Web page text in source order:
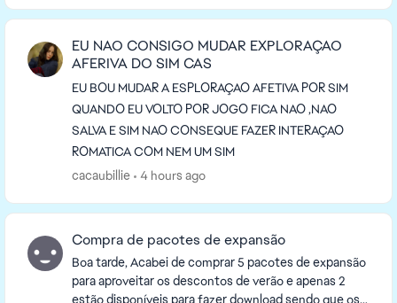
EU NAO CONSIGO MUDAR EXPLORAÇAO
AFERIVA DO SIM CAS
EU BOU MUDAR A ESPLORAÇAO AFETIVA POR SIM
QUANDO EU VOLTO POR JOGO FICA NAO ,NAO
SALVA E SIM NAO CONSEQUE FAZER INTERAÇAO
ROMATICA COM NEM UM SIM
cacaubillie
4 hours ago
Compra de pacotes de expansão
Boa tarde, Acabei de comprar 5 pacotes de expansão
para aproveitar os descontos de verão e apenas 2
estão disponíveis para fazer download sendo que os